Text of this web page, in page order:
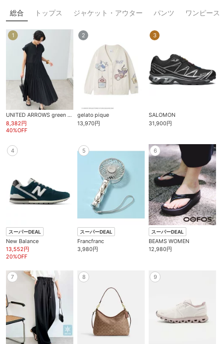
総合 トップス ジャケット・アウター パンツ ワンピー
1
UNITED ARROWS green label relaxing
8,382円
40%OFF
2
gelato pique
13,970円
3
SALOMON
31,900円
4
スーパーDEAL
New Balance
13,552円
20%OFF
5
スーパーDEAL
Francfranc
3,980円
6
スーパーDEAL
BEAMS WOMEN
12,980円
7 8 9